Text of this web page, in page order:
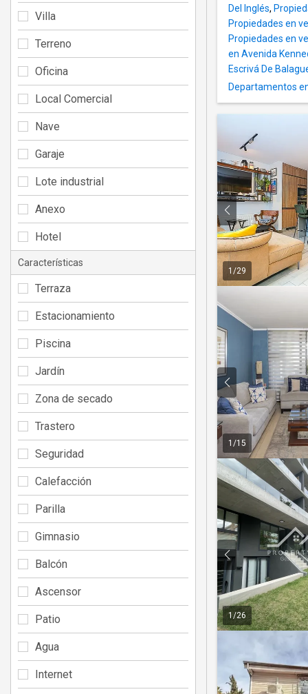
Del Inglés,
Propiedades en
Propiedades en
en Avenida
Escrivá De
Departamentos
1 /29
1 /15
1 /26
Villa
Terreno
Oficina
Local Comercial
Nave
Garaje
Lote industrial
Anexo
Hotel
Características
Terraza
Estacionamiento
Piscina
Jardín
Zona de secado
Trastero
Seguridad
Calefacción
Parilla
Gimnasio
Balcón
Ascensor
Patio
Agua
Internet